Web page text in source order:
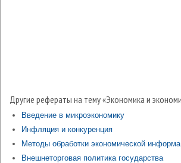
Другие рефераты на тему «Экономика и
Введение в микроэкономику
Инфляция и конкуренция
Методы обработки экономической
Внешнеторговая политика государства